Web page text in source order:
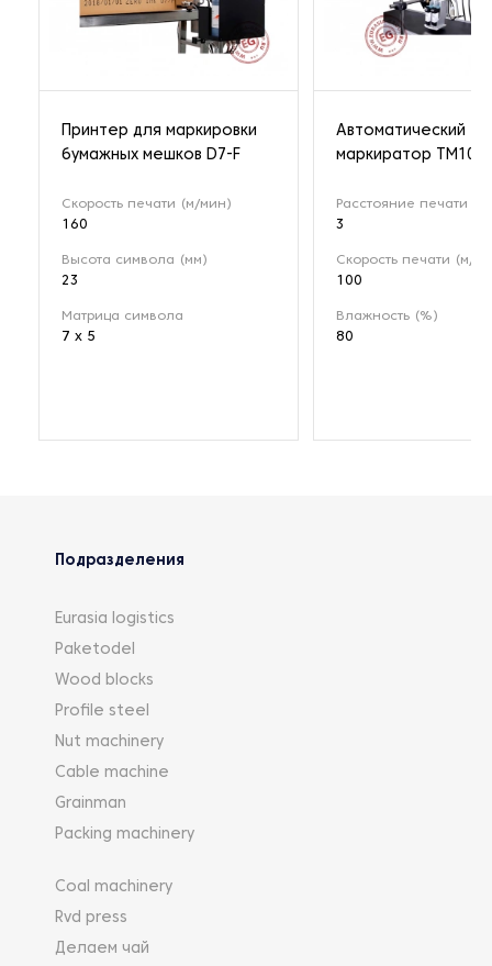
Принтер для маркировки
бумажных мешков D7-F
Скорость печати (м/мин)
160
Высота символа (мм)
23
Матрица символа
7 x 5
Автоматический
маркиратор TM100
Расстояние печати
3
Скорость печати (м/
100
Влажность (%)
80
Подразделения
Eurasia logistics
Paketodel
Wood blocks
Profile steel
Nut machinery
Cable machine
Grainman
Packing machinery
Coal machinery
Rvd press
Делаем чай